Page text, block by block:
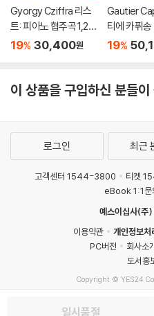
Gyorgy Cziffra 리스
트: 피아노 협주곡 1,2번
(Liszt: Piano Concer
19% 30,400원
Gautier
티에 카퓌
품집 '인투
19%
이 상품을 구입하신 분들
일시품절
로그인 최근
고객센터 1544-3800 티켓
eBook 1:1문
예스이십사(주)
이용약관
개인정보처
PC버전
회사소
도서홍
Copyright © YES24